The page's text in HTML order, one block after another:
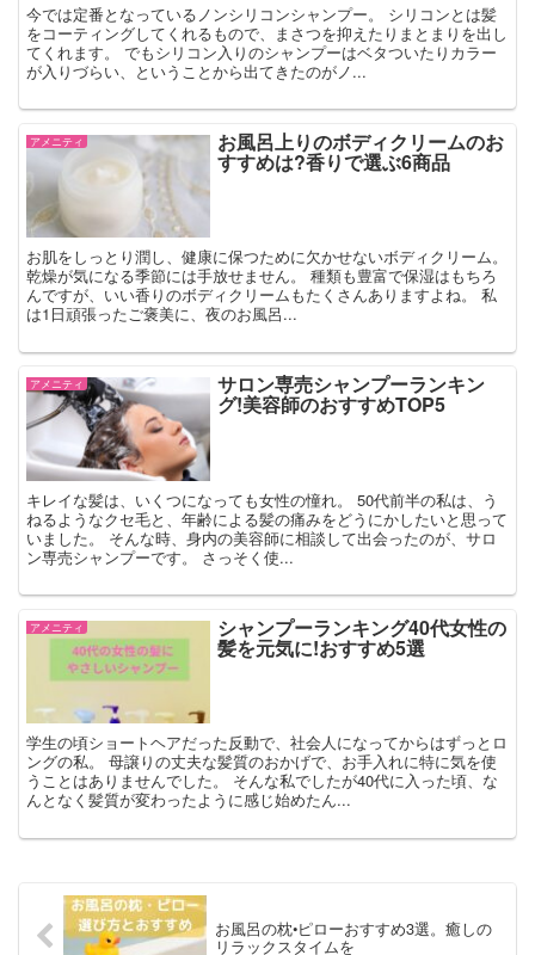
今では定番となっているノンシリコンシャンプー。 シリコンとは髪
をコーティングしてくれるもので、まさつを抑えたりまとまりを出し
てくれます。 でもシリコン入りのシャンプーはベタついたりカラー
が入りづらい、ということから出てきたのがノ...
アメニティ お風呂上りのボディクリームのお
すすめは?香りで選ぶ6商品
お肌をしっとり潤し、健康に保つために欠かせないボディクリーム。
乾燥が気になる季節には手放せません。 種類も豊富で保湿はもちろ
んですが、いい香りのボディクリームもたくさんありますよね。 私
は1日頑張ったご褒美に、夜のお風呂...
アメニティ サロン専売シャンプーランキン
グ!美容師のおすすめTOP5
キレイな髪は、いくつになっても女性の憧れ。 50代前半の私は、う
ねるようなクセ毛と、年齢による髪の痛みをどうにかしたいと思って
いました。 そんな時、身内の美容師に相談して出会ったのが、サロ
ン専売シャンプーです。 さっそく使...
アメニティ シャンプーランキング40代女性の
髪を元気に!おすすめ5選
学生の頃ショートヘアだった反動で、社会人になってからはずっとロ
ングの私。 母譲りの丈夫な髪質のおかげで、お手入れに特に気を使
うことはありませんでした。 そんな私でしたが40代に入った頃、な
んとなく髪質が変わったように感じ始めたん...
お風呂の枕•ピローおすすめ3選。癒しの
リラックスタイムを